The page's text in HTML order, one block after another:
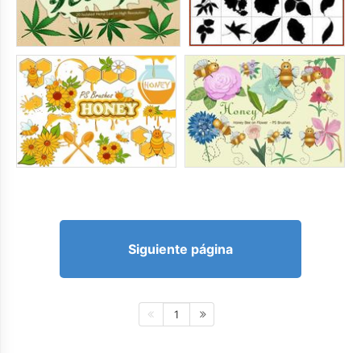
Siguiente página
1